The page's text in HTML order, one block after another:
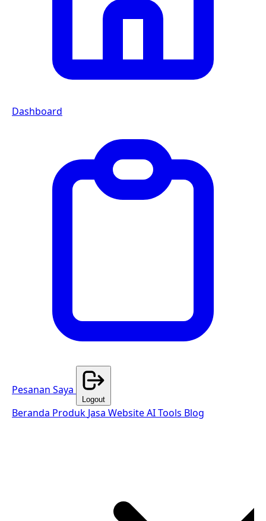
Dashboard
Pesanan Saya
Logout
Beranda Produk Jasa WebsiteAI Tools Blog